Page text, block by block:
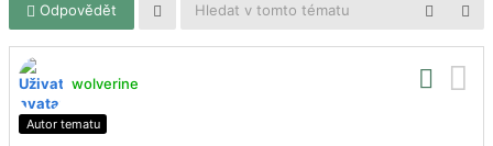
Odpovědět
wolverine
Autor tematu